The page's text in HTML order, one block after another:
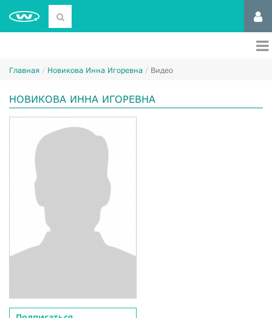
Главная Новикова Инна Игоревна Видео
НОВИКОВА ИННА ИГОРЕВНА